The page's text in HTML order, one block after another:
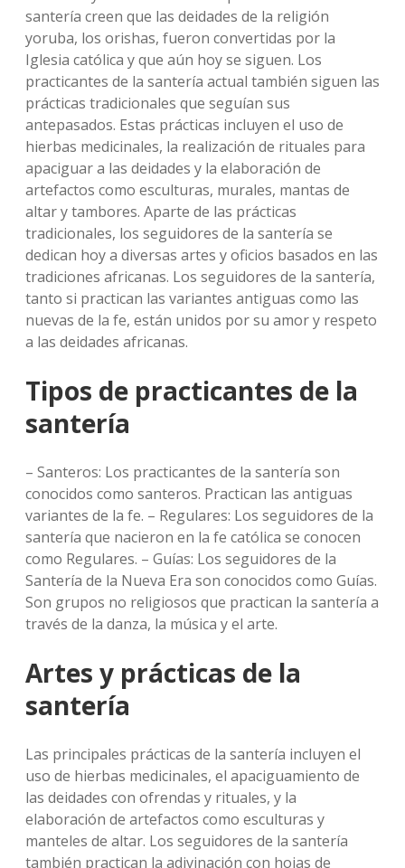
santería creen que las deidades de la religión
yoruba, los orishas, fueron convertidas por la
Iglesia católica y que aún hoy se siguen. Los
practicantes de la santería actual también siguen las
prácticas tradicionales que seguían sus
antepasados. Estas prácticas incluyen el uso de
hierbas medicinales, la realización de rituales para
apaciguar a las deidades y la elaboración de
artefactos como esculturas, murales, mantas de
altar y tambores. Aparte de las prácticas
tradicionales, los seguidores de la santería se
dedican hoy a diversas artes y oficios basados en las
tradiciones africanas. Los seguidores de la santería,
tanto si practican las variantes antiguas como las
nuevas de la fe, están unidos por su amor y respeto
a las deidades africanas.
Tipos de practicantes de la
santería
– Santeros: Los practicantes de la santería son
conocidos como santeros. Practican las antiguas
variantes de la fe. – Regulares: Los seguidores de la
santería que nacieron en la fe católica se conocen
como Regulares. – Guías: Los seguidores de la
Santería de la Nueva Era son conocidos como Guías.
Son grupos no religiosos que practican la santería a
través de la danza, la música y el arte.
Artes y prácticas de la
santería
Las principales prácticas de la santería incluyen el
uso de hierbas medicinales, el apaciguamiento de
las deidades con ofrendas y rituales, y la
elaboración de artefactos como esculturas y
manteles de altar. Los seguidores de la santería
también practican la adivinación con hojas de